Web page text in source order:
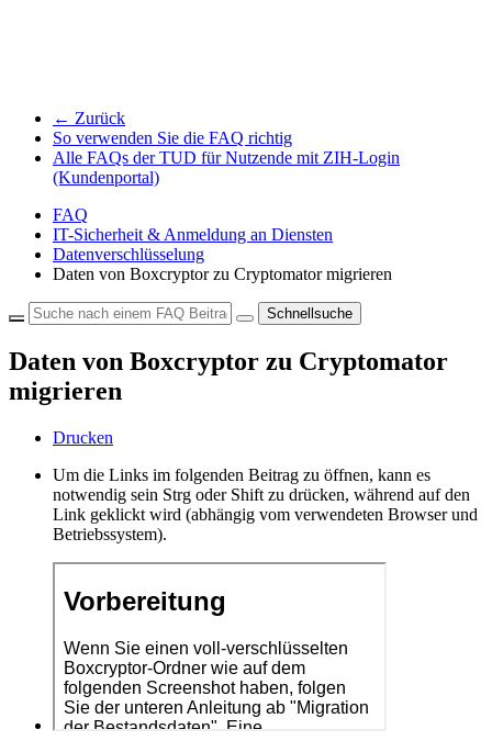
← Zurück
So verwenden Sie die FAQ richtig
Alle FAQs der TUD für Nutzende mit ZIH-Login
(Kundenportal)
FAQ
IT-Sicherheit & Anmeldung an Diensten
Datenverschlüsselung
Daten von Boxcryptor zu Cryptomator migrieren
Schnellsuche
Daten von Boxcryptor zu Cryptomator
migrieren
Drucken
Um die Links im folgenden Beitrag zu öffnen, kann es
notwendig sein Strg oder Shift zu drücken, während auf den
Link geklickt wird (abhängig vom verwendeten Browser und
Betriebssystem).